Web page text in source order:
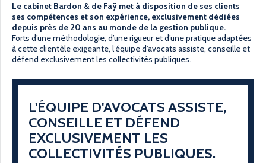
Le cabinet Bardon & de Faÿ met à disposition de ses clients
ses compétences et son expérience, exclusivement dédiées
depuis près de 20 ans au monde de la gestion publique.
Forts d’une méthodologie, d’une rigueur et d’une pratique adaptées
à cette clientèle exigeante, l’équipe d’avocats assiste, conseille et
défend exclusivement les collectivités publiques.
L'ÉQUIPE D'AVOCATS ASSISTE,
CONSEILLE ET DÉFEND
EXCLUSIVEMENT LES
COLLECTIVITÉS PUBLIQUES.